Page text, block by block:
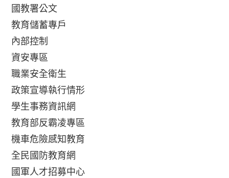
國教署公文
教育儲蓄專戶
內部控制
資安專區
職業安全衛生
政策宣導執行情形
學生事務資訊網
教育部反霸凌專區
機車危險感知教育
全民國防教育網
國軍人才招募中心